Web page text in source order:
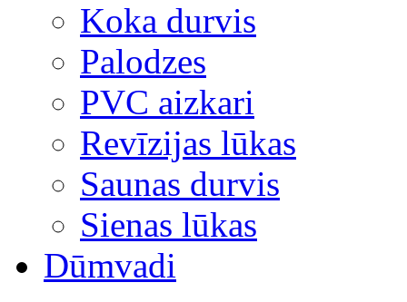
Koka durvis
Palodzes
PVC aizkari
Revīzijas lūkas
Saunas durvis
Sienas lūkas
Dūmvadi